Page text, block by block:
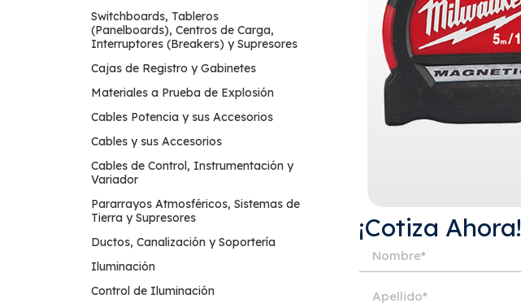
Switchboards, Tableros
(Panelboards), Centros de Carga,
Interruptores (Breakers) y Supresores
Cajas de Registro y Gabinetes
Materiales a Prueba de Explosión
Cables Potencia y sus Accesorios
Cables y sus Accesorios
Cables de Control, Instrumentación y
Variador
Pararrayos Atmosféricos, Sistemas de
Tierra y Supresores
Ductos, Canalización y Soportería
Iluminación
Control de Iluminación
¡Cotiza Ahora!